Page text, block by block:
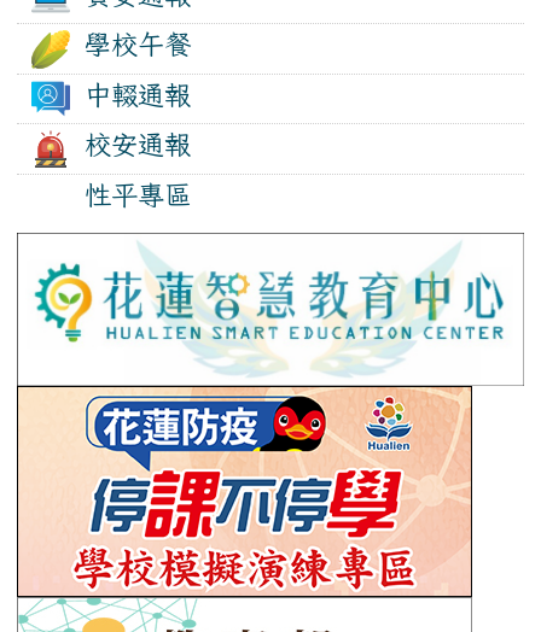
學校午餐
中輟通報
校安通報
性平專區